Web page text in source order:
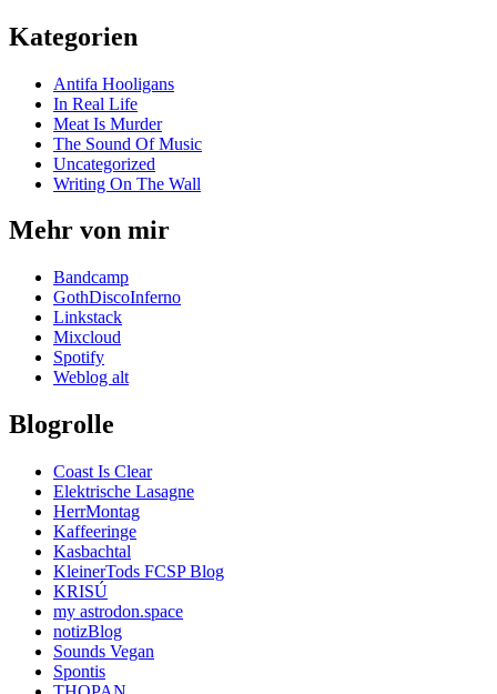
Kategorien
Antifa Hooligans
In Real Life
Meat Is Murder
The Sound Of Music
Uncategorized
Writing On The Wall
Mehr von mir
Bandcamp
GothDiscoInferno
Linkstack
Mixcloud
Spotify
Weblog alt
Blogrolle
Coast Is Clear
Elektrische Lasagne
HerrMontag
Kaffeeringe
Kasbachtal
KleinerTods FCSP Blog
KRISÚ
my astrodon.space
notizBlog
Sounds Vegan
Spontis